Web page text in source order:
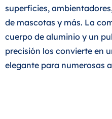
superficies,
de mascotas y más. La
cuerpo de aluminio y un
precisión los convierte en
elegante para numerosas